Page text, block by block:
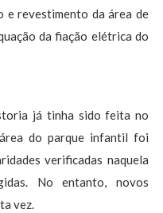
e revestimento da área de
da fiação elétrica do
já tinha sido feita no
do parque infantil foi
verificadas naquela
No entanto, novos
vez.